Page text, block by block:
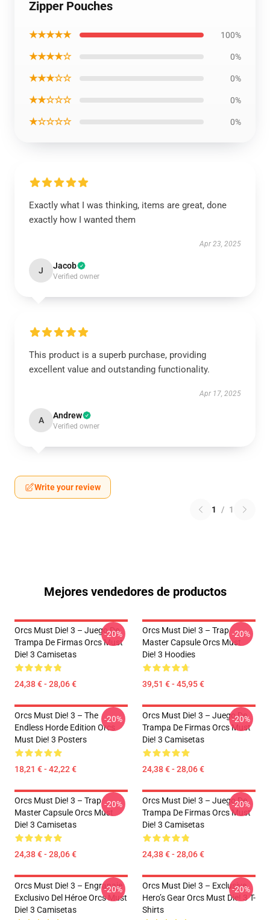
Zipper Pouches
★★★★★ 100%
★★★★☆ 0%
★★★☆☆ 0%
★★☆☆☆ 0%
★☆☆☆☆ 0%
Exactly what I was thinking, items are great, done
exactly how I wanted them
Apr 23, 2025
J Jacob
Verified owner
This product is a superb purchase, providing
excellent value and outstanding functionality.
Apr 17, 2025
A Andrew
Verified owner
Write your review
1 / 1
Mejores vendedores de productos
Orcs Must Die! 3 – Juego De
Trampa De Firmas Orcs Must
Die! 3 Camisetas
24,38 € - 28,06 €
-20%
Orcs Must Die! 3 – Trap
Master Capsule Orcs Must
Die! 3 Hoodies
39,51 € - 45,95 €
-20%
Orcs Must Die! 3 – The
Endless Horde Edition Orcs
Must Die! 3 Posters
18,21 € - 42,22 €
-20%
Orcs Must Die! 3 – Juego De
Trampa De Firmas Orcs Must
Die! 3 Camisetas
24,38 € - 28,06 €
-20%
Orcs Must Die! 3 – Trap
Master Capsule Orcs Must
Die! 3 Camisetas
24,38 € - 28,06 €
-20%
Orcs Must Die! 3 – Juego De
Trampa De Firmas Orcs Must
Die! 3 Camisetas
24,38 € - 28,06 €
-20%
Orcs Must Die! 3 – Engranaje
Exclusivo Del Héroe Orcs Must
Die! 3 Camisetas
-20%
Orcs Must Die! 3 – Exclusive
Hero’s Gear Orcs Must Die! 3 T-
Shirts
-20%